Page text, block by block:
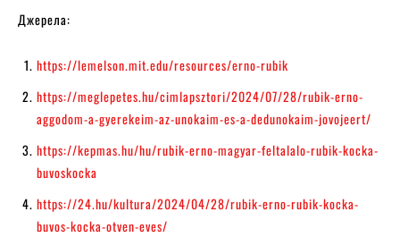
Джерела:
https://lemelson.mit.edu/resources/erno-rubik
https://meglepetes.hu/cimlapsztori/2024/07/28/rubik-erno-
aggodom-a-gyerekeim-az-unokaim-es-a-dedunokaim-jovojeert/
https://kepmas.hu/hu/rubik-erno-magyar-feltalalo-rubik-kocka-
buvoskocka
https://24.hu/kultura/2024/04/28/rubik-erno-rubik-kocka-
buvos-kocka-otven-eves/